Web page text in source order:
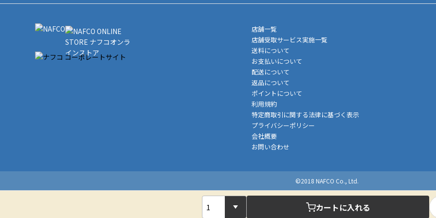
カートに入れる
店舗一覧
店舗受取サービス実施一覧
送料について
お支払いについて
配送について
返品について
ポイントについて
利用規約
特定商取引に関する法律に基づく表示
プライバシーポリシー
会社概要
お問い合わせ
©2018 NAFCO Co., Ltd.